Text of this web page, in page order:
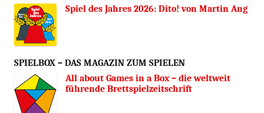
Spiel des Jahres 2026: Dito! von Martin Ang
SPIELBOX – DAS MAGAZIN ZUM SPIELEN
All about Games in a Box – die weltweit
führende Brettspielzeitschrift